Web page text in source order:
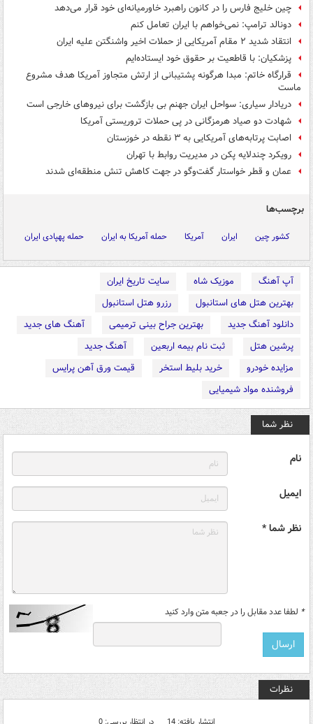
چین خلیج فارس را در کانون راهبرد خاورمیانه‌ای خود قرار می‌دهد
دونالد ترامپ: نمی‌خواهم با ایران تعامل کنم
انتقاد شدید ۲ مقام آمریکایی از حملات اخیر واشنگتن علیه ایران
‏پزشکیان: با قاطعیت بر حقوق خود ایستاده‌ایم
قرارگاه خاتم‌: مبدا هرگونه پشتیبانی از ارتش متجاوز آمریکا هدف مشروع
ماست
دریادار سیاری: سواحل ایران جهنم بی بازگشت برای نیروهای خارجی است
شهادت دو صیاد هرمزگانی در پی حملات تروریستی آمریکا
اصابت پرتابه‌های آمریکایی به ۳ نقطه در خوزستان
رویکرد چندلایه پکن در مدیریت روابط با تهران
عمان و قطر خواستار گفت‌وگو در جهت کاهش تنش‌ منطقه‌ای شدند
برچسب‌ها
کشور چین ایران آمریکا حمله آمریکا به ایران حمله پهپادی ایران
آپ آهنگ موزیک شاه
سایت تاریخ ایران
بهترین هتل های استانبول
رزرو هتل استانبول
دانلود آهنگ جدید
بهترین جراح بینی ترمیمی
آهنگ های جدید
پرشین هتل
ثبت نام بیمه اربعین
آهنگ جدید
مزایده خودرو
خرید بلیط استخر
قیمت ورق آهن پرایس
فروشنده مواد شیمیایی
نظر شما
نام
ایمیل
نظر شما *
* لطفا عدد مقابل را در جعبه متن وارد کنید
نظرات